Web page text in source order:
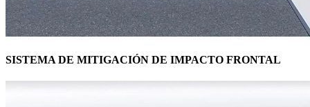
SISTEMA DE MITIGACIÓN DE IMPACTO FRONTAL